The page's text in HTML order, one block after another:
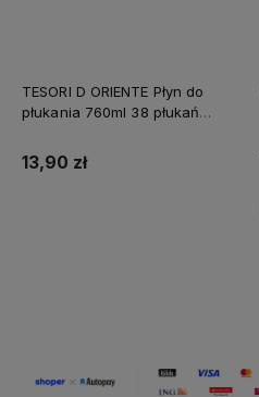
TESORI D ORIENTE Płyn do
płukania 760ml 38 płukań
13,90 zł